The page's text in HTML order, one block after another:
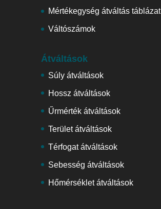
Mértékegység átváltás táblázat
Váltószámok
Átváltások
Súly átváltások
Hossz átváltások
Űrmérték átváltások
Terület átváltások
Térfogat átváltások
Sebesség átváltások
Hőmérséklet átváltások